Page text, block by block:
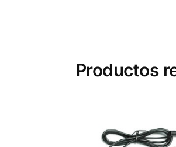
Productos